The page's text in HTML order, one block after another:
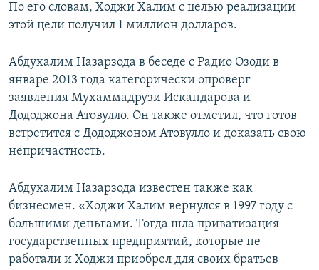
По его словам, Ходжи Халим с целью реализации
этой цели получил 1 миллион долларов.
Абдухалим Назарзода в беседе с Радио Озоди в
январе 2013 года категорически опроверг
заявления Мухаммадрузи Искандарова и
Дододжона Атовулло. Он также отметил, что готов
встретится с Дододжоном Атовулло и доказать свою
непричастность.
Абдухалим Назарзода известен также как
бизнесмен. «Ходжи Халим вернулся в 1997 году с
большими деньгами. Тогда шла приватизация
государственных предприятий, которые не
работали и Ходжи приобрел для своих братьев